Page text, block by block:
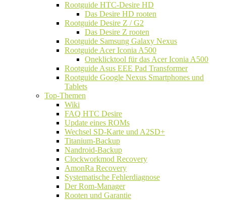
Rootguide HTC-Desire HD
Das Desire HD rooten
Rootguide Desire Z / G2
Das Desire Z rooten
Rootguide Samsung Galaxy Nexus
Rootguide Acer Iconia A500
Oneklicktool für das Acer Iconia A500
Rootguide Asus EEE Pad Transformer
Rootguide Google Nexus Smartphones und
Tablets
Top-Themen
Wiki
FAQ HTC Desire
Update eines ROMs
Wechsel SD-Karte und A2SD+
Titanium-Backup
Nandroid-Backup
Clockworkmod Recovery
AmonRa Recovery
Systematische Fehlerdiagnose
Der Rom-Manager
Rooten und Garantie